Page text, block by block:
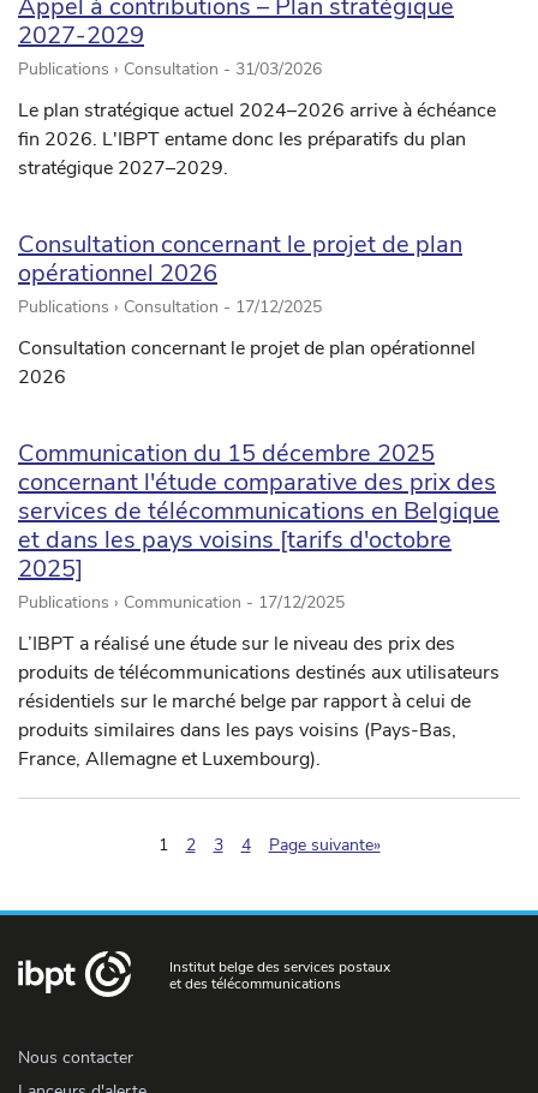
Appel à contributions – Plan stratégique
2027-2029
Publications › Consultation - 31/03/2026
Le plan stratégique actuel 2024–2026 arrive à échéance
fin 2026. L'IBPT entame donc les préparatifs du plan
stratégique 2027–2029.
Consultation concernant le projet de plan
opérationnel 2026
Publications › Consultation - 17/12/2025
Consultation concernant le projet de plan opérationnel
2026
Communication du 15 décembre 2025
concernant l'étude comparative des prix des
services de télécommunications en Belgique
et dans les pays voisins [tarifs d'octobre
2025]
Publications › Communication - 17/12/2025
L’IBPT a réalisé une étude sur le niveau des prix des
produits de télécommunications destinés aux utilisateurs
résidentiels sur le marché belge par rapport à celui de
produits similaires dans les pays voisins (Pays-Bas,
France, Allemagne et Luxembourg).
1(pagination.current)
2 3 4 Page suivante»
Institut belge des services postaux
et des télécommunications
Nous contacter